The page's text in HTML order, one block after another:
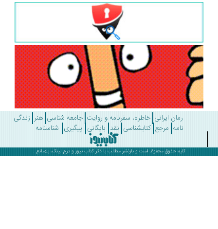
رمان ایرانی خاطره، سفرنامه و روایت جامعه شناسی هنر زندگی
مرجع کتابشناسی نقد بایگانی پیگیری شناسنامه
کلیه حقوق محفوظ است و بازنشر مطالب با ذکرکتاب نیوز و درج لینک، بلامانع .